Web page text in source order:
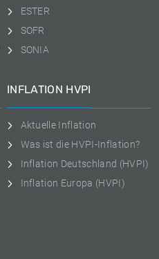
ESTER
SOFR
SONIA
INFLATION HVPI
Aktuelle Inflation
Was ist die HVPI-Inflation?
Inflation Deutschland (HVPI)
Inflation Europa (HVPI)